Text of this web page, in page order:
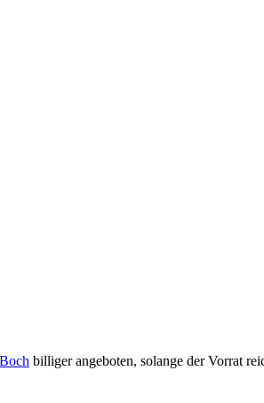
billiger angeboten, solange der Vorrat